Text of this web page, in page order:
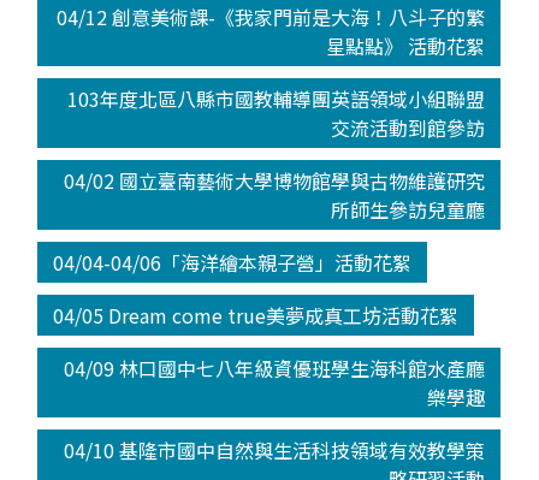
04/12 創意美術課-《我家門前是大海！八斗子的繁
星點點》 活動花絮
103年度北區八縣市國教輔導團英語領域小組聯盟
交流活動到館參訪
04/02 國立臺南藝術大學博物館學與古物維護研究
所師生參訪兒童廳
04/04-04/06「海洋繪本親子營」活動花絮
04/05 Dream come true美夢成真工坊活動花絮
04/09 林口國中七八年級資優班學生海科館水產廳
樂學趣
04/10 基隆市國中自然與生活科技領域有效教學策